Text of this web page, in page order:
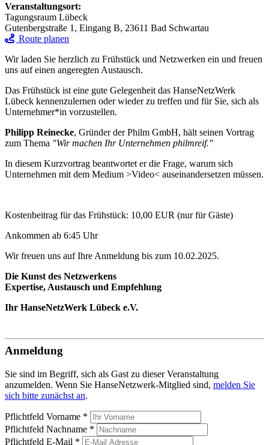
Veranstaltungsort:
Tagungsraum Lübeck
Gutenbergstraße 1, Eingang B, 23611 Bad Schwartau
Route planen
Wir laden Sie herzlich zu Frühstück und Netzwerken ein und freuen
uns auf einen angeregten Austausch.
Das Frühstück ist eine gute Gelegenheit das HanseNetzWerk
Lübeck kennenzulernen oder wieder zu treffen und für Sie, sich als
Unternehmer*in vorzustellen.
Philipp Reinecke, Gründer der Philm GmbH, hält seinen Vortrag
zum Thema "Wir machen Ihr Unternehmen philmreif."
In diesem Kurzvortrag beantwortet er die Frage, warum sich
Unternehmen mit dem Medium >Video< auseinandersetzen müssen.
Kostenbeitrag für das Frühstück: 10,00 EUR (nur für Gäste)
Ankommen ab 6:45 Uhr
Wir freuen uns auf Ihre Anmeldung bis zum 10.02.2025.
Die Kunst des Netzwerkens
Expertise, Austausch und Empfehlung
Ihr HanseNetzWerk Lübeck e.V.
Anmeldung
Sie sind im Begriff, sich als Gast zu dieser Veranstaltung
anzumelden. Wenn Sie HanseNetzwerk-Mitglied sind, melden Sie
sich bitte zunächst an.
Pflichtfeld Vorname *
Pflichtfeld Nachname *
Pflichtfeld E-Mail *